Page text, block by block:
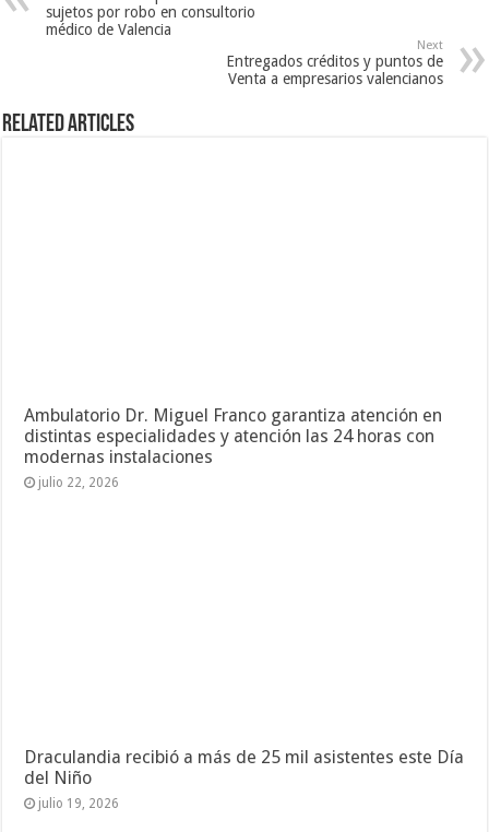
sujetos por robo en consultorio
médico de Valencia
Next
Entregados créditos y puntos de
Venta a empresarios valencianos
Related Articles
Ambulatorio Dr. Miguel Franco garantiza atención en
distintas especialidades y atención las 24 horas con
modernas instalaciones
julio 22, 2026
Draculandia recibió a más de 25 mil asistentes este Día
del Niño
julio 19, 2026